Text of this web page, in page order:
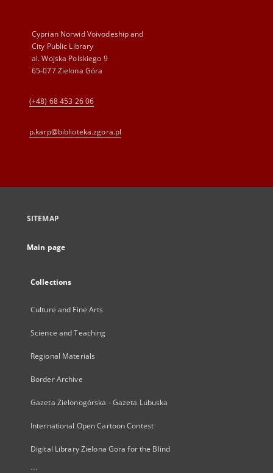
Cyprian Norwid Voivodeship and
City Public Library
al. Wojska Polskiego 9
65-077 Zielona Góra
(+48) 68 453 26 06
p.karp@biblioteka.zgora.pl
SITEMAP
Main page
Collections
Culture and Fine Arts
Science and Teaching
Regional Materials
Border Archive
Gazeta Zielonogórska - Gazeta Lubuska
International Open Cartoon Contest
Digital Library Zielona Gora for the Blind
...